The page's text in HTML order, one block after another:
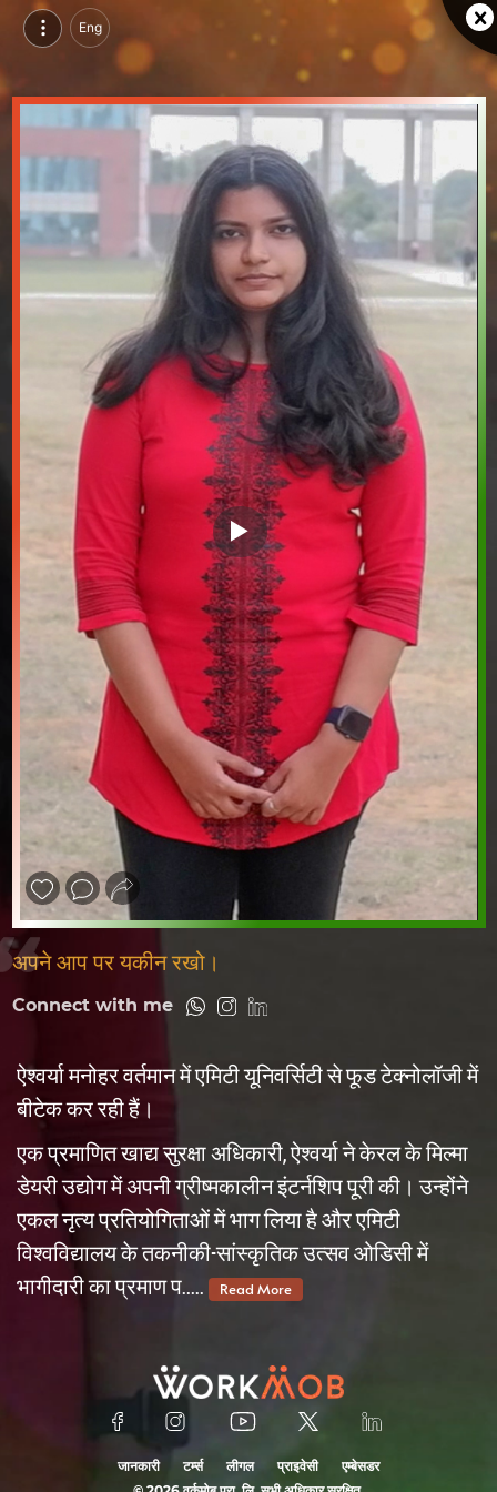
Eng
❯
अपने आप पर यकीन रखो।
Connect with me
ऐश्वर्या मनोहर वर्तमान में एमिटी यूनिवर्सिटी से फूड टेक्नोलॉजी में
बीटेक कर रही हैं।
एक प्रमाणित खाद्य सुरक्षा अधिकारी, ऐश्वर्या ने केरल के मिल्मा
डेयरी उद्योग में अपनी ग्रीष्मकालीन इंटर्नशिप पूरी की। उन्होंने
एकल नृत्य प्रतियोगिताओं में भाग लिया है और एमिटी
विश्वविद्यालय के तकनीकी-सांस्कृतिक उत्सव ओडिसी में
भागीदारी का प्रमाण प.....
Read More
जानकारी टर्म्स लीगल प्राइवेसी एम्बेसडर